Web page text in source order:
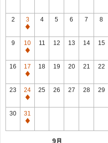
2
3
休
館
日
4 5 6 7 8
9
10
休
館
日
11 12 13 14 15
16
17
休
館
日
18 19 20 21 22
23
24
休
館
日
25 26 27 28 29
30
31
休
9月